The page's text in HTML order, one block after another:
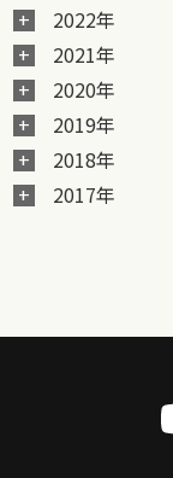
2022年
2021年
2020年
2019年
2018年
2017年